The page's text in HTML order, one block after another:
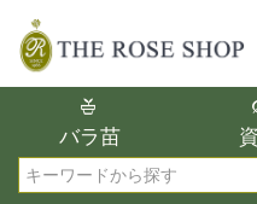
バラ苗
在庫
在庫ありのみ表示
検索
複数の条
選択した
結果に表示